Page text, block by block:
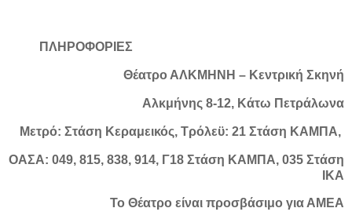
ΠΛΗΡΟΦΟΡΙΕΣ
Θέατρο ΑΛΚΜΗΝΗ – Κεντρική Σκηνή
Αλκμήνης 8-12, Κάτω Πετράλωνα
Μετρό: Στάση Κεραμεικός, Τρόλεϋ: 21 Στάση ΚΑΜΠΑ,
ΟΑΣΑ: 049, 815, 838, 914, Γ18 Στάση ΚΑΜΠΑ, 035 Στάση
ΙΚΑ
Το Θέατρο είναι προσβάσιμο για ΑΜΕΑ